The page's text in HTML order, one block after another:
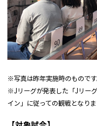
※写真は昨年実施時のものです
※Jリーグが発表した「Jリー
イン」に従っての観戦となりま